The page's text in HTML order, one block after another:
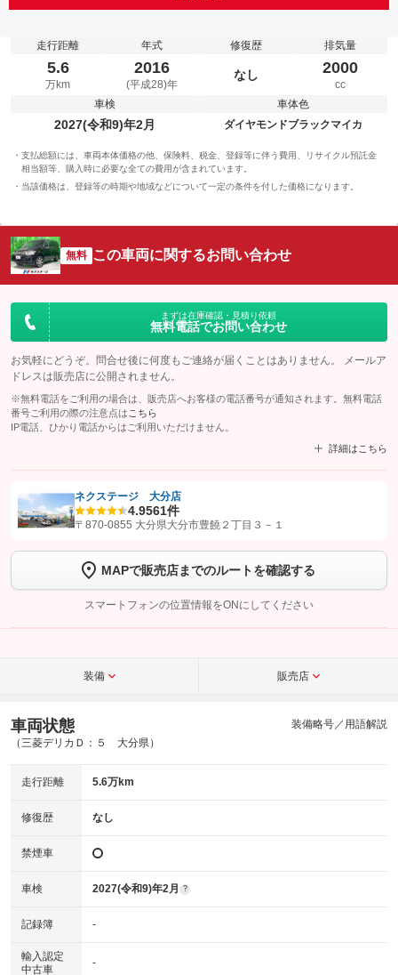
走行距離
5.6
万km
年式
2016
(平成28)年
修復歴
なし
排気量
2000
cc
車検
2027(令和9)年2月
車体色
ダイヤモンドブラックマイカ
支払総額には、車両本体価格の他、保険料、税金、登録等に伴う費用、リサイクル預託金
相当額等、購入時に必要な全ての費用が含まれています。
当該価格は、登録等の時期や地域などについて一定の条件を付した価格になります。
無料 この車両に関するお問い合わせ
まずは在庫確認・見積り依頼
無料電話でお問い合わせ
お気軽にどうぞ。問合せ後に何度もご連絡が届くことはありません。 メールア
ドレスは販売店に公開されません。
※無料電話をご利用の場合は、販売店へお客様の電話番号が通知されます。無料電話
番号ご利用の際の注意点は こちら
IP電話、ひかり電話からはご利用いただけません。
詳細はこちら
【STEP1】認証画面でグーネットを友だち追加してから「許可する」ボタンを押
トーク画面で
ボタンをタップして問い合わせを
完了してください。
こちら
ネクステージ 大分店
4.9561件
〒870-0855 大分県大分市豊饒２丁目３－１
MAPで販売店までのルートを確認する
スマートフォンの位置情報をONにしてください
装備 販売店
車両状態
（三菱デリカＤ：５ 大分県）
装備略号／用語解説
走行距離 5.6万km
修復歴 なし
禁煙車
車検 2027(令和9)年2月 ?
記録簿 -
輸入認定
中古車
-